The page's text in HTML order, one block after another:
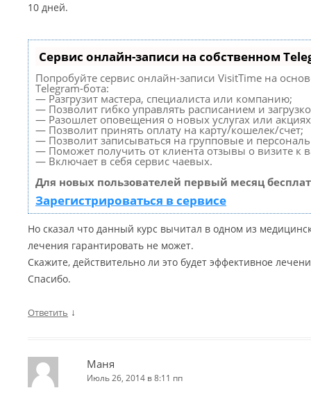
10 дней.
Сервис онлайн-записи на собственном
Попробуйте сервис онлайн-записи VisitTime на
Telegram-бота:
— Разгрузит мастера, специалиста или компанию;
— Позволит гибко управлять расписанием и
— Разошлет оповещения о новых услугах или
— Позволит принять оплату на карту/кошелек/счет;
— Позволит записываться на групповые и
— Поможет получить от клиента отзывы о визите к
— Включает в себя сервис чаевых.
Для новых пользователей первый месяц
Зарегистрироваться в сервисе
Но сказал что данный курс вычитал в одном из
лечения гарантировать не может.
Скажите, действительно ли это будет эффективное
Спасибо.
Ответить ↓
Маня
Июль 26, 2014 в 8:11 пп